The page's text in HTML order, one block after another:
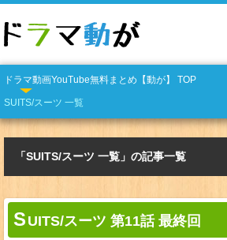
ドラマ動画YouTube無料まとめ【動が】 TOP
SUITS/スーツ 一覧
「SUITS/スーツ 一覧」の記事一覧
S UITS/スーツ 第11話 最終回